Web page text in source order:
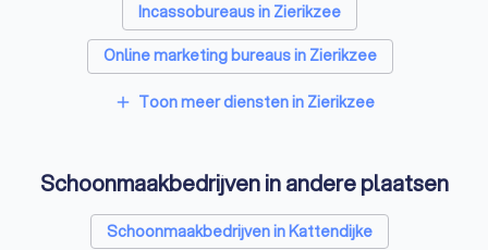
Incassobureaus in Zierikzee
Online marketing bureaus in Zierikzee
Tekstschrijvers in Zierikzee
SEO-specialisten in Zierikzee
Grafisch ontwerpers in Zierikzee
add Toon meer diensten in Zierikzee
Schoonmaakbedrijven in andere plaatsen
Schoonmaakbedrijven in Kattendijke